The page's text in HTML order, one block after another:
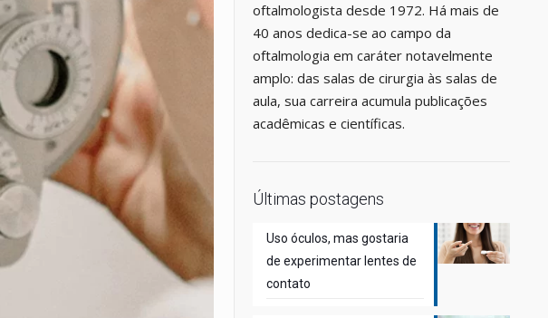
oftalmologista desde 1972. Há mais de
40 anos dedica-se ao campo da
oftalmologia em caráter notavelmente
amplo: das salas de cirurgia às salas de
aula, sua carreira acumula publicações
acadêmicas e científicas.
Últimas postagens
Uso óculos, mas gostaria
de experimentar lentes de
contato